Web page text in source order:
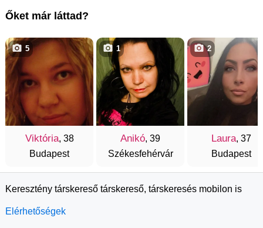
Őket már láttad?
Viktória, 38
Budapest
5
Anikó, 39
Székesfehérvár
1
Laura, 37
Budapest
2
Keresztény társkereső társkereső, társkeresés mobilon is
Elérhetőségek